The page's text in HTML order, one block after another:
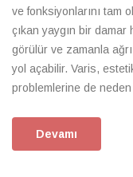
ve fonksiyonlarını tam
çıkan yaygın bir damar
görülür ve zamanla
yol açabilir. Varis,
problemlerine de
Devamı